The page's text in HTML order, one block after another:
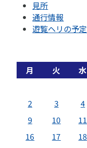
見所
通行情報
遊覧ヘリの予定
月
火 水
2
3 4
9
10 11
16
17 18